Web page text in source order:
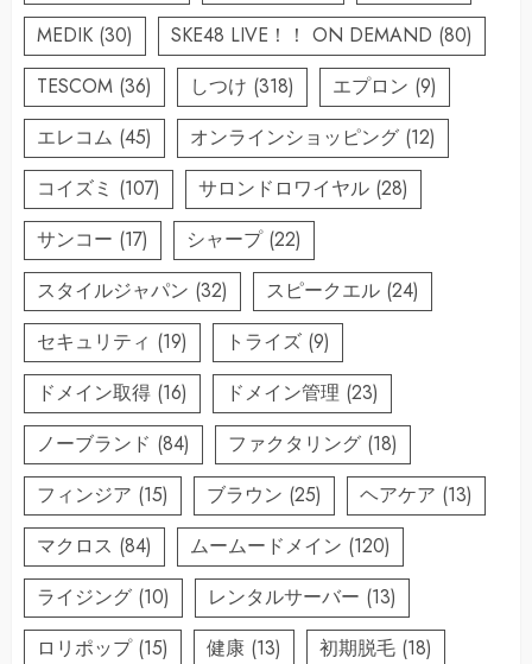
MEDIK (30) SKE48 LIVE！！ ON DEMAND (80)
TESCOM (36) しつけ (318) エプロン (9)
エレコム (45) オンラインショッピング (12)
コイズミ (107) サロンドロワイヤル (28)
サンコー (17) シャープ(22)
スタイルジャパン (32) スピークエル (24)
セキュリティ (19) トライズ (9)
ドメイン取得 (16) ドメイン管理 (23)
ノーブランド (84) ファクタリング (18)
フィンジア (15) ブラウン (25) ヘアケア (13)
マクロス (84) ムームードメイン (120)
ライジング (10) レンタルサーバー (13)
ロリポップ(15) 健康 (13) 初期脱毛 (18)